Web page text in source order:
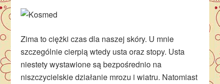
Zima to ciężki czas dla naszej skóry. U mnie
szczególnie cierpią wtedy usta oraz stopy. Usta
niestety wystawione są bezpośrednio na
niszczycielskie działanie mrozu i wiatru. Natomiast